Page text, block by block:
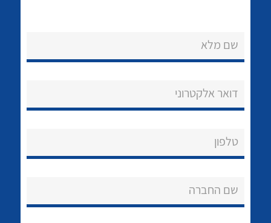
שם מלא
דואר אלקטרוני
טלפון
שם החברה